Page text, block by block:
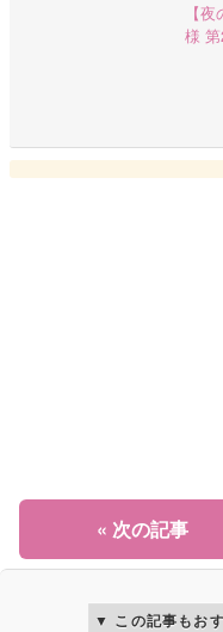
【
様
« 次の記事
この記事もお